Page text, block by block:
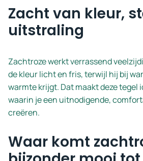
Zacht van kleur,
uitstraling
Zachtroze werkt verrassend
de kleur licht en fris, terwijl hij bij
warmte krijgt. Dat maakt deze tegel
waarin je een uitnodigende,
creëren.
Waar komt